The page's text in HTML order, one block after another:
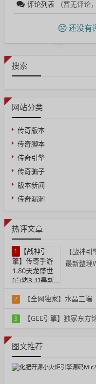
评论列表 （暂无评论，
还没有
搜索
网站分类
传奇版本
传奇脚本
传奇引擎
传奇骗子
版本新闻
传奇漏洞
热评文章
1
【战神
最新整理
2 【全网独家】水晶三端【08更
3 【GEE引擎】独家东方铭文神
图文推荐